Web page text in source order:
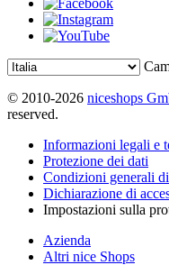
© 2010-2026 niceshops
reserved.
Informazioni legali e
Protezione dei dati
Condizioni generali
Dichiarazione di
Impostazioni sulla
Azienda
Altri nice Shops